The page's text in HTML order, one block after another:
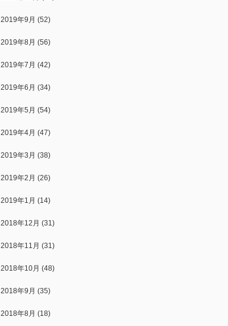
2019年9月 (52)
2019年8月 (56)
2019年7月 (42)
2019年6月 (34)
2019年5月 (54)
2019年4月 (47)
2019年3月 (38)
2019年2月 (26)
2019年1月 (14)
2018年12月 (31)
2018年11月 (31)
2018年10月 (48)
2018年9月 (35)
2018年8月 (18)